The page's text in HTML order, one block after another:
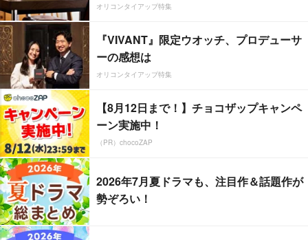
オリコンタイアップ特集
『VIVANT』限定ウオッチ、プロデューサ
ーの感想は
オリコンタイアップ特集
【8月12日まで！】チョコザップキャンペ
ーン実施中！
（PR）chocoZAP
2026年7月夏ドラマも、注目作＆話題作が
勢ぞろい！